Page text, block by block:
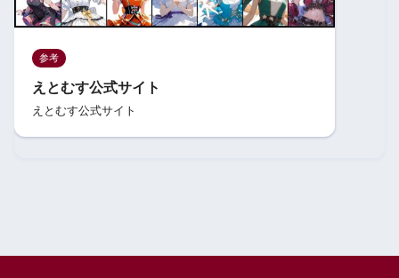
参考
えとむす公式サイト
えとむす公式サイト